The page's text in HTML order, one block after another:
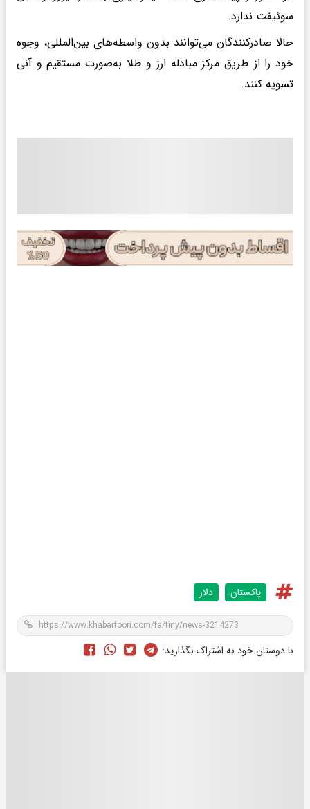
سوئیفت ندارد.
حالا صادرکنندگان می‌توانند بدون واسطه‌های بین‌المللی، وجوه
خود را از طریق مرکز مبادله ارز و طلا به‌صورت مستقیم و آنی
تسویه کنند.
پاکستان دلار
با دوستان خود به اشتراک بگذارید: